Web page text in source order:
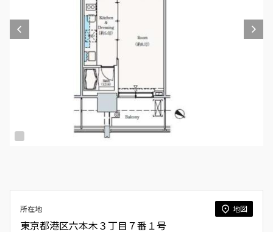
所在地 地図
東京都港区六本木３丁目７番１号